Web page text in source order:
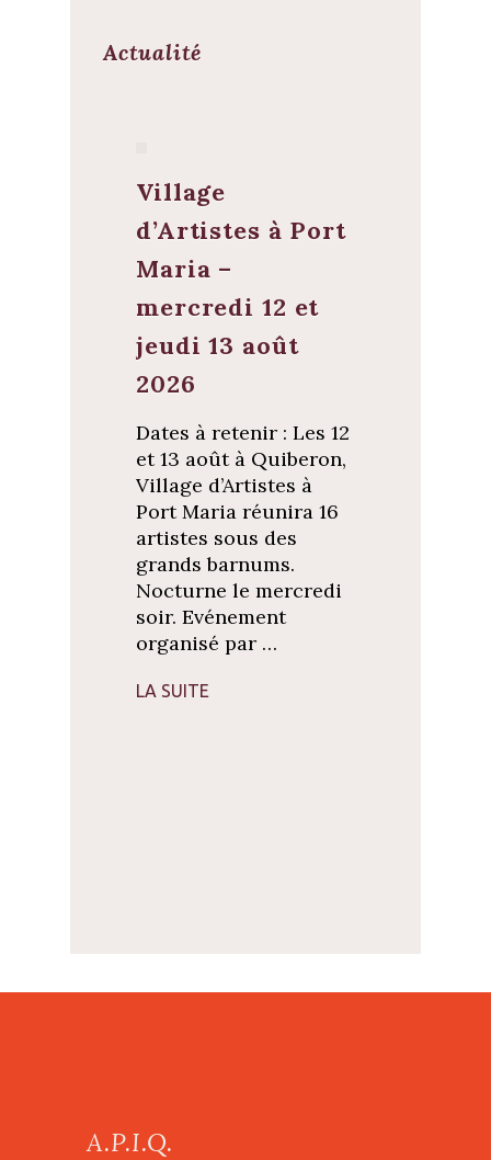
Actualité
Village
d’Artistes à Port
Maria –
mercredi 12 et
jeudi 13 août
2026
Dates à retenir : Les 12
et 13 août à Quiberon,
Village d’Artistes à
Port Maria réunira 16
artistes sous des
grands barnums.
Nocturne le mercredi
soir. Evénement
organisé par …
LA SUITE
A.P.I.Q.